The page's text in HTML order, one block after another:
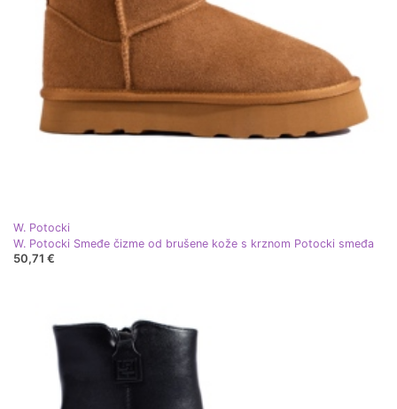
W. Potocki
W. Potocki Smeđe čizme od brušene kože s krznom Potocki smeđa
50,71 €